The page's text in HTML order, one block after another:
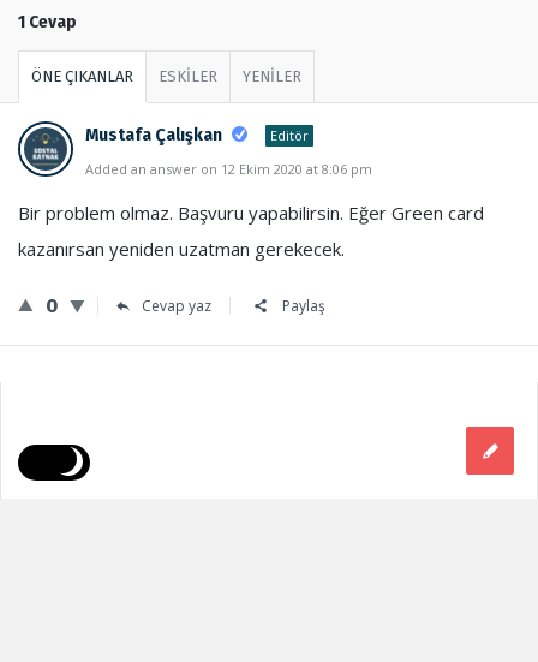
1 Cevap
ÖNE ÇIKANLAR ESKİLER YENİLER
Mustafa Çalışkan
Editör
Added an answer on 12 Ekim 2020 at 8:06 pm
Bir problem olmaz. Başvuru yapabilirsin. Eğer Green card
kazanırsan yeniden uzatman gerekecek.
0 Cevap yaz Paylaş